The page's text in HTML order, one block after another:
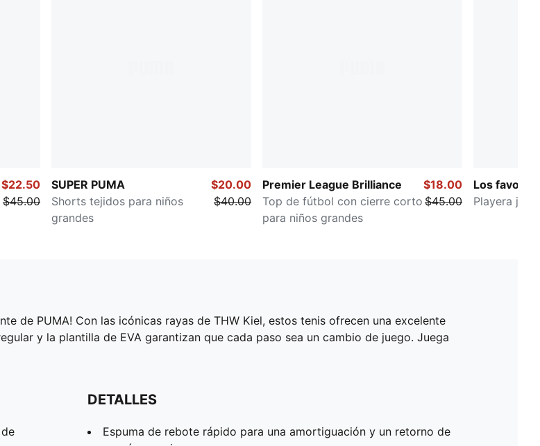
$22.50
$45.00
SUPER PUMA
Shorts tejidos para niños
grandes
$20.00
$40.00
Premier League Brilliance
Top de fútbol con cierre corto
para niños grandes
$18.00
$45.00
Los
Playera
de PUMA! Con las icónicas rayas de THW Kiel, estos tenis ofrecen una excelente
y la plantilla de EVA garantizan que cada paso sea un cambio de juego. Juega
DETALLES
Espuma de rebote rápido para una amortiguación y un retorno de